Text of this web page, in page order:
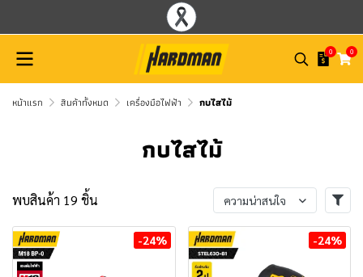
0 0
หน้าแรก สินค้าทั้งหมด เครื่องมือไฟฟ้า กบไสไม้
กบไสไม้
พบสินค้า 19 ชิ้น ความน่าสนใจ
-24% -24%